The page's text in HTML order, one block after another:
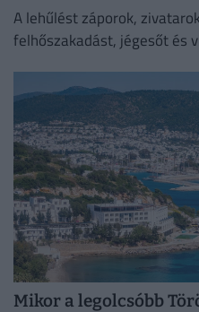
A lehűlést záporok,
felhőszakadást, jégesőt és
Mikor a legolcsóbb